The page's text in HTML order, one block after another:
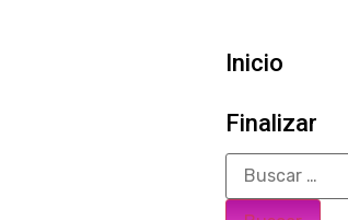
Inicio
Finalizar